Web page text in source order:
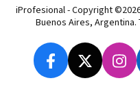
iProfesional - Copyright
Buenos Aires,